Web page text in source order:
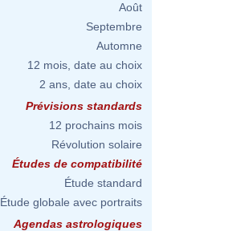
Août
Septembre
Automne
12 mois, date au choix
2 ans, date au choix
Prévisions standards
12 prochains mois
Révolution solaire
Études de compatibilité
Étude standard
Étude globale avec portraits
Agendas astrologiques